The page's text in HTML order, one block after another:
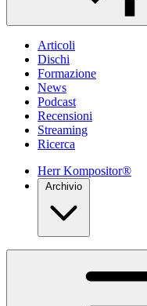
Articoli
Dischi
Formazione
News
Podcast
Recensioni
Streaming
Ricerca
Herr Kompositor®
Archivio